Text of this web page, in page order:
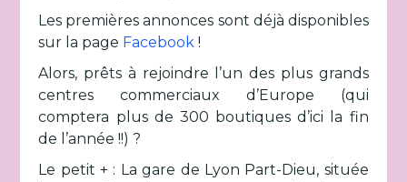
Les premières annonces sont déjà disponibles
sur la page Facebook!
Alors, prêts à rejoindre l’un des plus grands
centres commerciaux d’Europe (qui
comptera plus de 300 boutiques d’ici la fin
de l’année !!) ?
Le petit + : La gare de Lyon Part-Dieu, située